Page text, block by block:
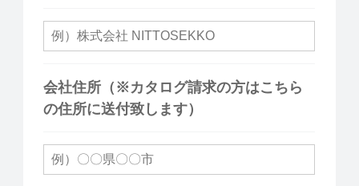
会社住所（※カタログ請求の方はこちら
の住所に送付致します）